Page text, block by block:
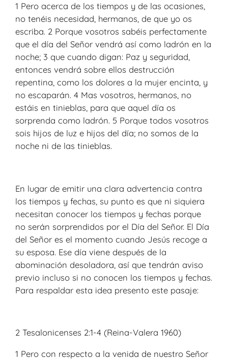
1 Pero acerca de los tiempos y de las ocasiones,
no tenéis necesidad, hermanos, de que yo os
escriba. 2 Porque vosotros sabéis perfectamente
que el día del Señor vendrá así como ladrón en la
noche; 3 que cuando digan: Paz y seguridad,
entonces vendrá sobre ellos destrucción
repentina, como los dolores a la mujer encinta, y
no escaparán. 4 Mas vosotros, hermanos, no
estáis en tinieblas, para que aquel día os
sorprenda como ladrón. 5 Porque todos vosotros
sois hijos de luz e hijos del día; no somos de la
noche ni de las tinieblas.
En lugar de emitir una clara advertencia contra
los tiempos y fechas, su punto es que ni siquiera
necesitan conocer los tiempos y fechas porque
no serán sorprendidos por el Día del Señor. El Día
del Señor es el momento cuando Jesús recoge a
su esposa. Ese día viene después de la
abominación desoladora, así que tendrán aviso
previo incluso si no conocen los tiempos y fechas.
Para respaldar esta idea presento este pasaje:
2 Tesalonicenses 2:1-4 (Reina-Valera 1960)
1 Pero con respecto a la venida de nuestro Señor